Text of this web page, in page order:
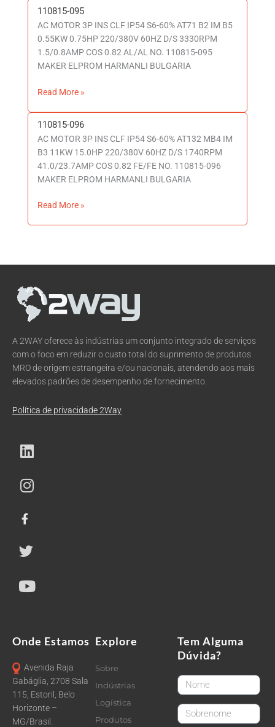
110815-095
AC MOTOR 3P INS CLF IP54 S6-60% AT71 B2 IM B5
0.55KW 0.75HP 220/380V 60HZ D/S 3330RPM
1.5/0.8AMP COS 0.82 AL/AL NO. 110815-095
MAKER ELPROM HARMANLI BULGARIA
110815-
095
Read More »
110815-096
AC MOTOR 3P INS CLF IP54 S6-60% AT132 MB4 IM
B3 11KW 15.0HP 220/380V 60HZ D/S 1740RPM
41.0/23.7AMP COS 0.82 FE/FE NO. 110815-096
MAKER ELPROM HARMANLI BULGARIA
110815-
096
Read More »
A 2WAY oferece às indústrias um conjunto integrado de serviços
com o foco em reduzir o custo total do suprimento de produtos
MRO de origem estrangeira e/ou nacionais, atendendo aos mais
elevados padrões de desempenho de fornecimento.
Política de privacidade 2Way
Onde Estamos
Avenida Raja
Gabáglia, 2708 Sala
115, Estoril, Belo
Horizonte –
MG/Brasil.
Explore
Sobre
Indústrias
Logística
Produtos
Tem Alguma
Dúvida?
FirstName
LastName